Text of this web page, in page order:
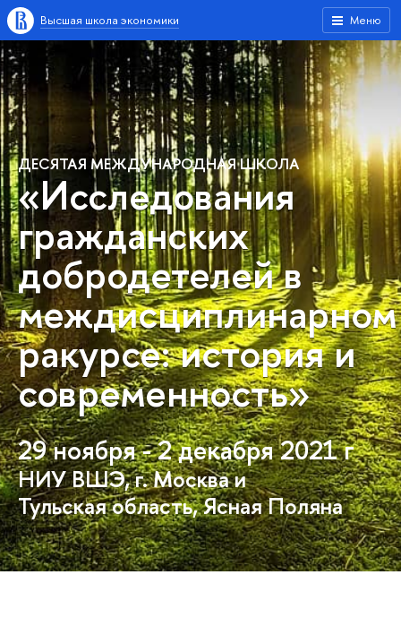
Меню
Высшая школа экономики
ДЕСЯТАЯ МЕЖДУНАРОДНАЯ ШКОЛА
«Исследования
гражданских
добродетелей в
междисциплинарном
ракурсе: история и
современность»
29 ноября - 2 декабря 2021 г
НИУ ВШЭ, г. Москва и
Тульская область, Ясная Поляна